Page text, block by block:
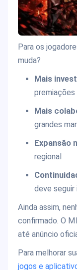
Para os
muda?
Mais
Mais
grandes
Expansão
regional
deve seguir
Ainda assim,
confirmado. O
até anúncio
Para melhorar
jogos e